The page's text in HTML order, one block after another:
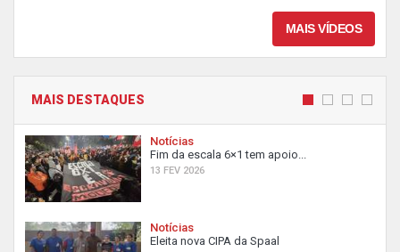
MAIS VÍDEOS
MAIS DESTAQUES
Notícias
Fim da escala 6×1 tem apoio...
13 FEV 2026
Notícias
Eleita nova CIPA da Spaal